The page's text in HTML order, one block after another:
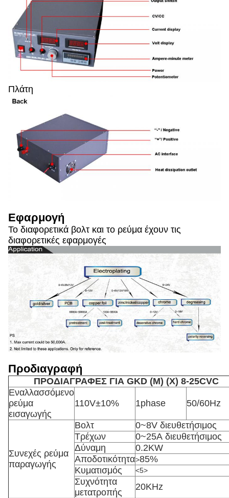
Πλάτη
Εφαρμογή
Το διαφορετικά βολτ και το ρεύμα έχουν τις
διαφορετικές εφαρμογές
Προδιαγραφή
ΠΡΟΔΙΑΓΡΑΦΕΣ ΓΙΑ GKD (Μ) (Χ) 8-25CVC
Εναλλασσόμενο
ρεύμα
εισαγωγής
110V±10% 1phase 50/60Hz
Συνεχές ρεύμα
παραγωγής
Βολτ
0~8V διευθετήσιμος
Τρέχων
0~25A διευθετήσιμος
Δύναμη
0.2KW
Αποδοτικότητα>85%
Κυματισμός
<5>
Συχνότητα
μετατροπής
20KHz